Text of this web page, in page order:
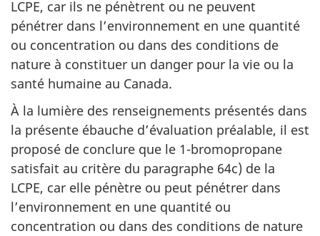
LCPE, car ils ne pénètrent ou ne peuvent
pénétrer dans l’environnement en une quantité
ou concentration ou dans des conditions de
nature à constituer un danger pour la vie ou la
santé humaine au Canada.
À la lumière des renseignements présentés dans
la présente ébauche d’évaluation préalable, il est
proposé de conclure que le 1-bromopropane
satisfait au critère du paragraphe 64c) de la
LCPE, car elle pénètre ou peut pénétrer dans
l’environnement en une quantité ou
concentration ou dans des conditions de nature